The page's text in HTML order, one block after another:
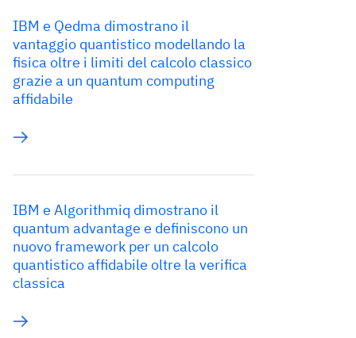
IBM e Qedma dimostrano il
vantaggio quantistico modellando la
fisica oltre i limiti del calcolo classico
grazie a un quantum computing
affidabile
IBM e Algorithmiq dimostrano il
quantum advantage e definiscono un
nuovo framework per un calcolo
quantistico affidabile oltre la verifica
classica